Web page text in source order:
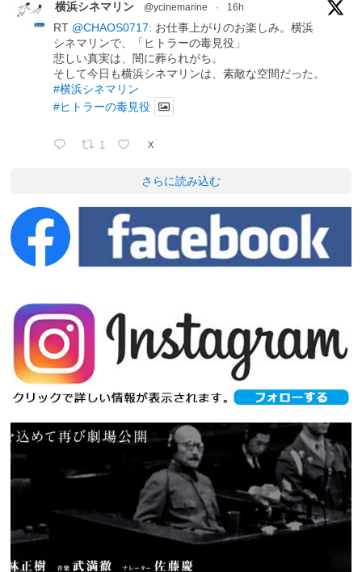
横浜シネマリン @ycinemarine · 16h
RT @CHAOS0717: お仕事上がりのお楽しみ。横浜
シネマリンで、「ヒトラーの毒見役」
悲しい真実は、闇に葬られがち。
そして今日も横浜シネマリンは、素敵な空間だった。
#横浜シネマリン
#ヒトラーの毒見役
1 X
さらに読み込む